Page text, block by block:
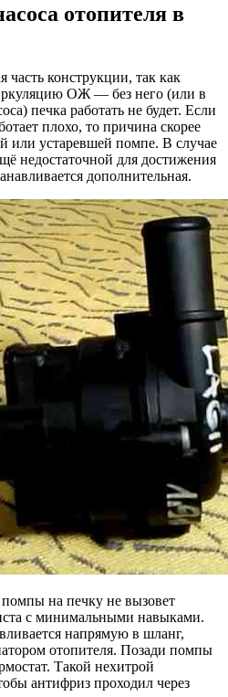
отопителя в
конструкции, так как
ОЖ — без него (или в
печка работать не будет. Если
плохо, то причина скорее
или устаревшей помпе. В случае
недостаточной для достижения
дополнительная.
на печку не вызовет
с минимальными навыками.
напрямую в шланг,
отопителя. Позади помпы
Такой нехитрой
антифриз проходил через